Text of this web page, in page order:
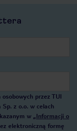
przez TUI
Sp. z o.o. w celach
w „Informacji o
elektroniczną formę